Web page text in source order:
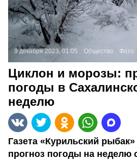
9 декабря 2023, 01:05 Общество Фото:
Циклон и морозы:
погоды в
неделю
Газета «Курильский
прогноз погоды на неделю